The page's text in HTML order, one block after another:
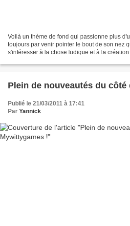
Voilà un thème de fond qui passionne plus
toujours par venir pointer le bout de son nez
s'intéresser à la chose ludique et à la
Plein de nouveautés du
Publié le 21/03/2011 à 17:41
Par Yannick